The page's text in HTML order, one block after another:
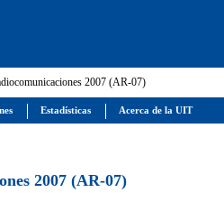
2007 (AR-07)
2007 (AR-07)
Estadísticas Acerca de la UIT